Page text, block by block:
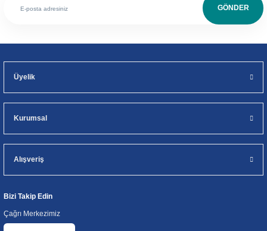
GÖNDER
Üyelik
Kurumsal
Alışveriş
Bizi Takip Edin
Çağrı Merkezimiz